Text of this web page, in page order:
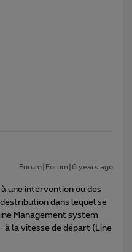
Forum|Forum|6 years ago
une intervention ou des
dans lequel se
Management system
la vitesse de départ (Line